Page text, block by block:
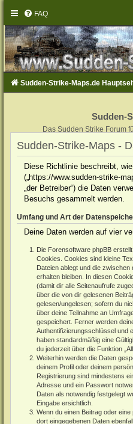
FAQ
Sudden-Strike-Maps.de
Sudden-
Das Sudden Strike Forum
Sudden-Strike-Maps -
Diese Richtlinie beschreibt,
(„https://www.sudden-strike-
„der Betreiber“) die Daten
Besuchs gesammelt werden.
Umfang und Art der
Deine Daten werden auf vier
Die Forensoftware phpBB
Cookies. Cookies sind kleine
Dateien ablegt und die
erhalten bleiben. In diesen
(damit dir alle Seitenaufrufe
über die von dir gelesenen
gelesen/ungelesen; sofern du
über deine Teilnahme an
gespeichert. Ferner werden
Authentifizierungsschlüssel und
haben standardmäßig eine
du jederzeit über die Funktion
Weiterhin werden die Daten
deinem Profil oder deinem
Registrierung sind mindestens
Adresse und ein Passwort
Daten als notwendig festgelegt
Eingabe ersichtlich.
Wenn du einen Beitrag oder
dort eingegebenen Daten